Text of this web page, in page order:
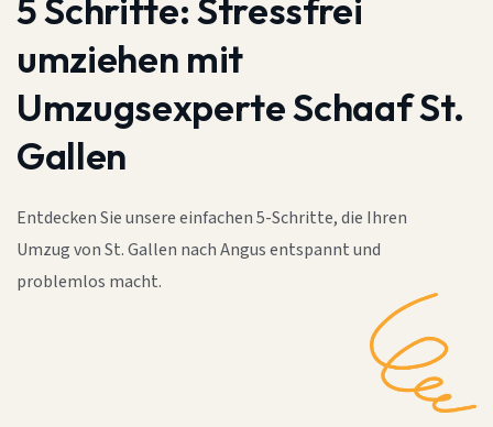
5 Schritte:Stressfrei
umziehen mit
Umzugsexperte Schaaf St.
Gallen
Entdecken Sie unsere einfachen 5-Schritte, die Ihren
Umzug von St. Gallen nach Angus entspannt und
problemlos macht.